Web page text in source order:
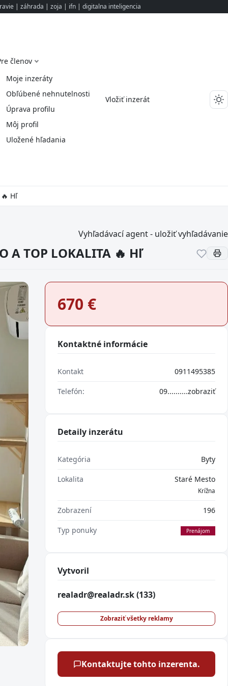
| záhrada | zoja | ifn | digitalna inteligencia
členov
Moje inzeráty
Obľúbené nehnutelnosti
Úprava profilu
Môj profil
Uložené hľadania
Vložiť inzerát
🔥 Hľ
Vyhľadávací agent - uložiť vyhľadávanie
A TOP LOKALITA 🔥 Hľ
670 €
Kontaktné informácie
Kontakt 0911495385
Telefón: 09..........zobraziť
Detaily inzerátu
Kategória Byty
Lokalita Staré Mesto
Krížna
Zobrazení 196
Typ ponuky Prenájom
Vytvoril
realadr@realadr.sk(133)
Zobraziť všetky reklamy
Kontaktujte tohto inzerenta.